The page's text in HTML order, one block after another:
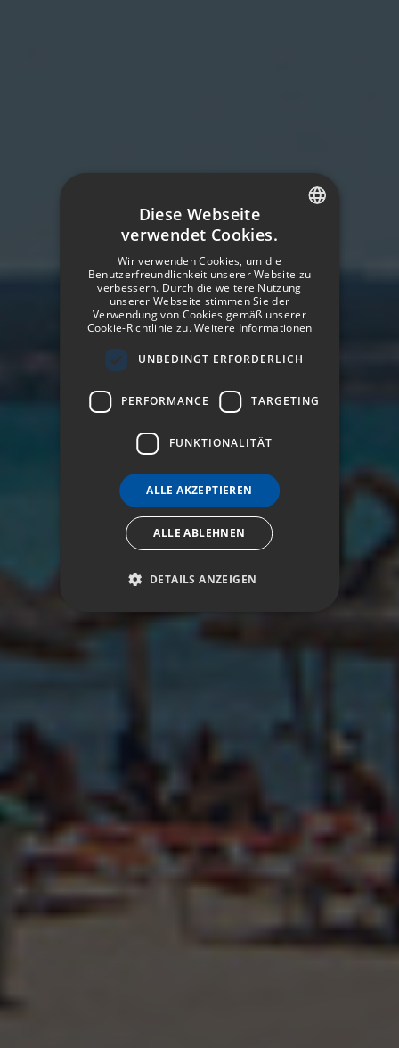
SPANISH
ENGLISH
GERMAN
FRENCH
ITALIAN
Diese Webseite
verwendet Cookies.
Wir verwenden Cookies, um die
Benutzerfreundlichkeit unserer Website zu
verbessern. Durch die weitere Nutzung
unserer Webseite stimmen Sie der
Verwendung von Cookies gemäß unserer
Cookie-Richtlinie zu.Weitere Informationen
UNBEDINGT ERFORDERLICH
PERFORMANCE TARGETING
FUNKTIONALITÄT
ALLE AKZEPTIEREN
ALLE ABLEHNEN
DETAILS ANZEIGEN